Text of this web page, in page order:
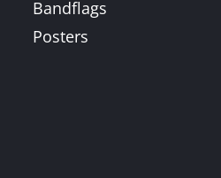
Bandflags
Posters